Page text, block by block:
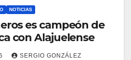
NOTICIAS
es campeón de
con Alajuelense
SERGIO GONZÁLEZ